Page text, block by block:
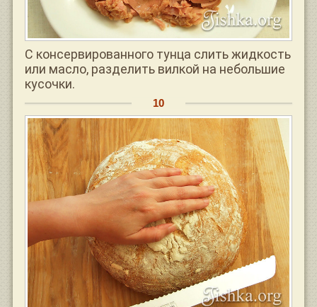
С консервированного тунца слить жидкость
или масло, разделить вилкой на небольшие
кусочки.